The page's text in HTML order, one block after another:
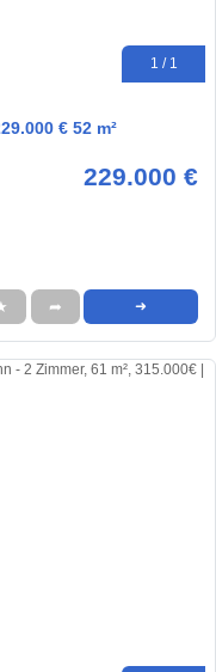
1 / 1
€ 52 m²
229.000 €
➦ ➜